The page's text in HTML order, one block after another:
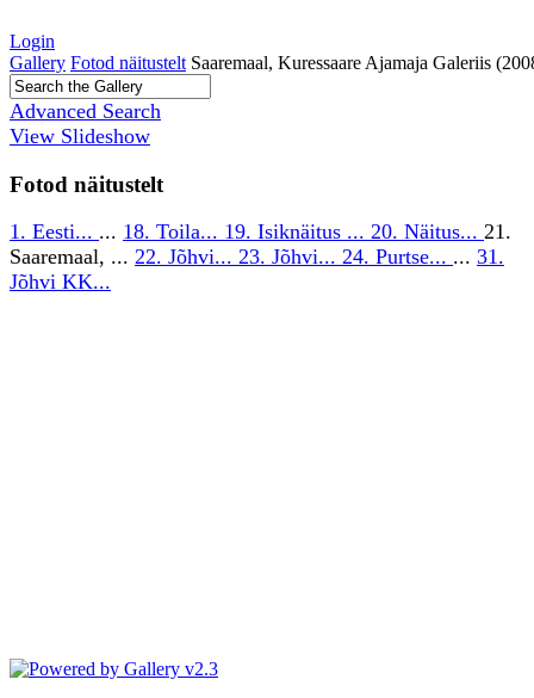
Login
Gallery Fotod näitustelt Saaremaal, Kuressaare Ajamaja Galeriis
Advanced Search
View Slideshow
Fotod näitustelt
1. Eesti... ... 18. Toila... 19. Isiknäitus ... 20. Näitus... 21.
Saaremaal, ... 22. Jõhvi... 23. Jõhvi... 24. Purtse... ... 31.
Jõhvi KK...